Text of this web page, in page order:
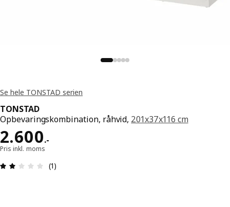
Se hele TONSTAD serien
TONSTAD
Opbevaringskombination, råhvid, 201x37x116 cm
2.600.-
Pris 2600.-
Pris inkl. moms
Anmeldelse: 2 Ud af 5 Stjerner. Anmeldelser i
(1)